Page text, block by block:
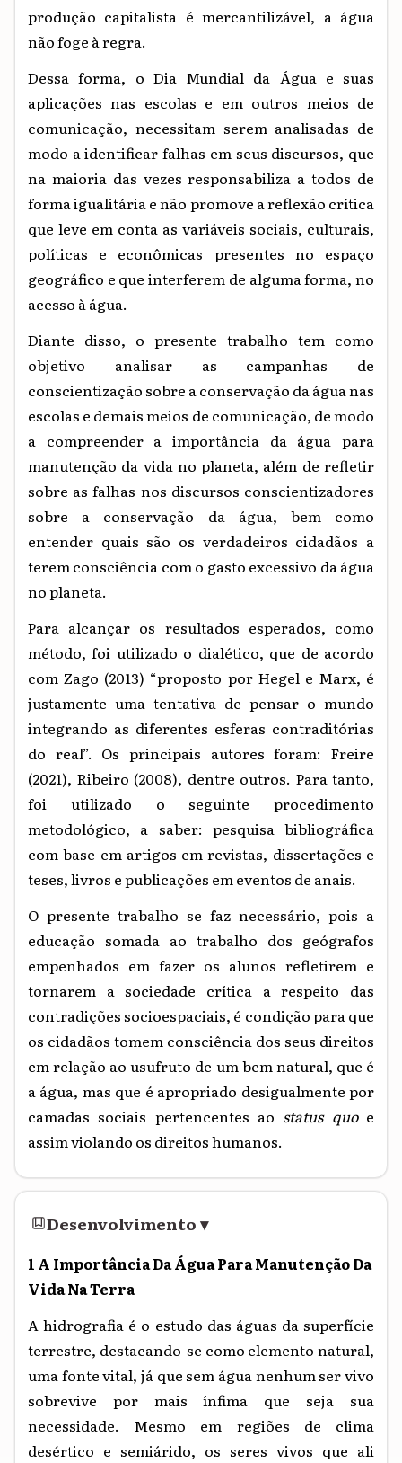
produção capitalista é mercantilizável, a água
não foge à regra.
Dessa forma, o Dia Mundial da Água e suas
aplicações nas escolas e em outros meios de
comunicação, necessitam serem analisadas de
modo a identificar falhas em seus discursos, que
na maioria das vezes responsabiliza a todos de
forma igualitária e não promove a reflexão crítica
que leve em conta as variáveis sociais, culturais,
políticas e econômicas presentes no espaço
geográfico e que interferem de alguma forma, no
acesso à água.
Diante disso, o presente trabalho tem como
objetivo analisar as campanhas de
conscientização sobre a conservação da água nas
escolas e demais meios de comunicação, de modo
a compreender a importância da água para
manutenção da vida no planeta, além de refletir
sobre as falhas nos discursos conscientizadores
sobre a conservação da água, bem como
entender quais são os verdadeiros cidadãos a
terem consciência com o gasto excessivo da água
no planeta.
Para alcançar os resultados esperados, como
método,foi utilizado o dialético, que de acordo
com Zago (2013) “proposto por Hegel e Marx, é
justamente uma tentativa de pensar o mundo
integrando as diferentes esferas contraditórias
do real”. Os principais autores foram: Freire
(2021), Ribeiro (2008), dentre outros. Para tanto,
foi utilizado o seguinte procedimento
metodológico, a saber: pesquisa bibliográfica
com base em artigos em revistas, dissertações e
teses, livros e publicações em eventos de anais.
O presente trabalho se faz necessário, pois a
educação somada ao trabalho dos geógrafos
empenhados em fazer os alunos refletirem e
tornarem a sociedade crítica a respeito das
contradições socioespaciais, é condição para que
os cidadãos tomem consciência dos seus direitos
em relação ao usufruto de um bem natural, que é
a água, mas que é apropriado desigualmente por
camadas sociais pertencentes ao status quo e
assim violando os direitos humanos.
Desenvolvimento▾
1 A Importância Da Água Para Manutenção Da
Vida Na Terra
A hidrografia é o estudo das águas da superfície
terrestre, destacando-se como elemento natural,
uma fonte vital, já que sem água nenhum ser vivo
sobrevive por mais ínfima que seja sua
necessidade. Mesmo em regiões de clima
desértico e semiárido, os seres vivos que ali